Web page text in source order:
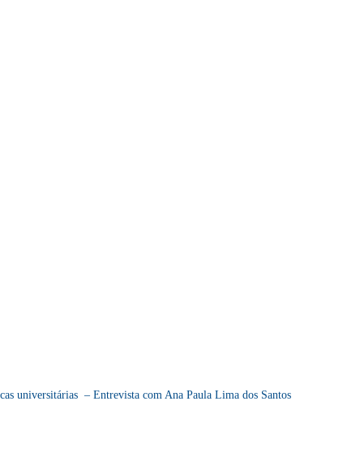
universitárias – Entrevista com Ana Paula Lima dos Santos